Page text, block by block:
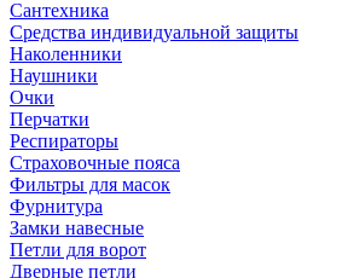
Сантехника
Средства индивидуальной защиты
Наколенники
Наушники
Очки
Перчатки
Респираторы
Страховочные пояса
Фильтры для масок
Фурнитура
Замки навесные
Петли для ворот
Дверные петли